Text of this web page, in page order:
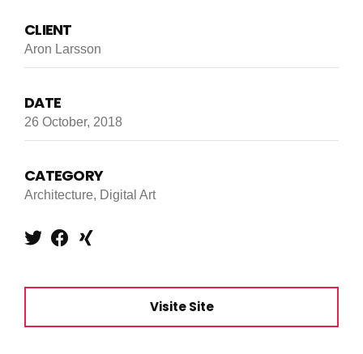
CLIENT
Aron Larsson
DATE
26 October, 2018
CATEGORY
Architecture, Digital Art
Visite Site